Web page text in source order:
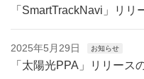
「SmartTrackNavi」リリ
2025年5月29日 お知らせ
「太陽光PPA」リリース